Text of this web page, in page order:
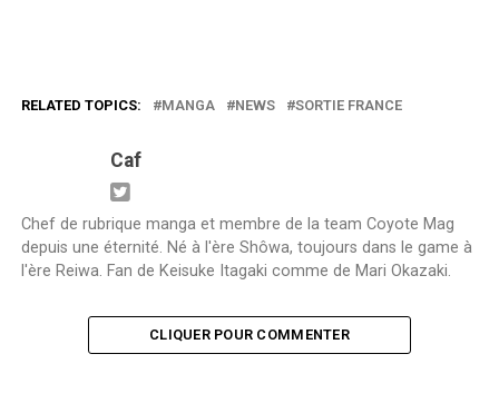
RELATED TOPICS: MANGA NEWS SORTIE FRANCE
Caf
Chef de rubrique manga et membre de la team Coyote Mag
depuis une éternité. Né à l'ère Shôwa, toujours dans le game à
l'ère Reiwa. Fan de Keisuke Itagaki comme de Mari Okazaki.
CLIQUER POUR COMMENTER